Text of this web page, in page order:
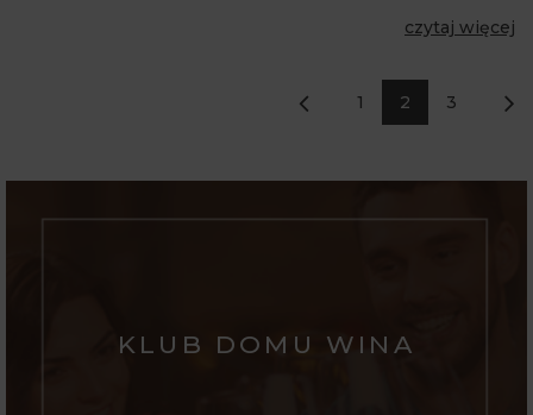
czytaj więcej
1 2 3
KLUB DOMU WINA